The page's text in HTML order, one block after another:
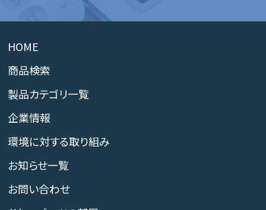
HOME
商品検索
製品カテゴリ一覧
企業情報
環境に対する取り組み
お知らせ一覧
お問い合わせ